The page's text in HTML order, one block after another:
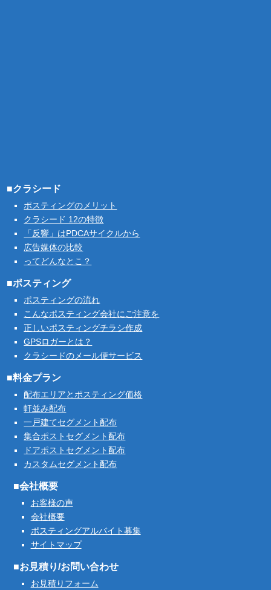
■クラシード
ポスティングのメリット
クラシード 12の特徴
「反響」はPDCAサイクルから
広告媒体の比較
ってどんなとこ？
■ポスティング
ポスティングの流れ
こんなポスティング会社にご注意を
正しいポスティングチラシ作成
GPSロガーとは？
クラシードのメール便サービス
■料金プラン
配布エリアとポスティング価格
軒並み配布
一戸建てセグメント配布
集合ポストセグメント配布
ドアポストセグメント配布
カスタムセグメント配布
■会社概要
お客様の声
会社概要
ポスティングアルバイト募集
サイトマップ
■お見積り/お問い合わせ
お見積りフォーム